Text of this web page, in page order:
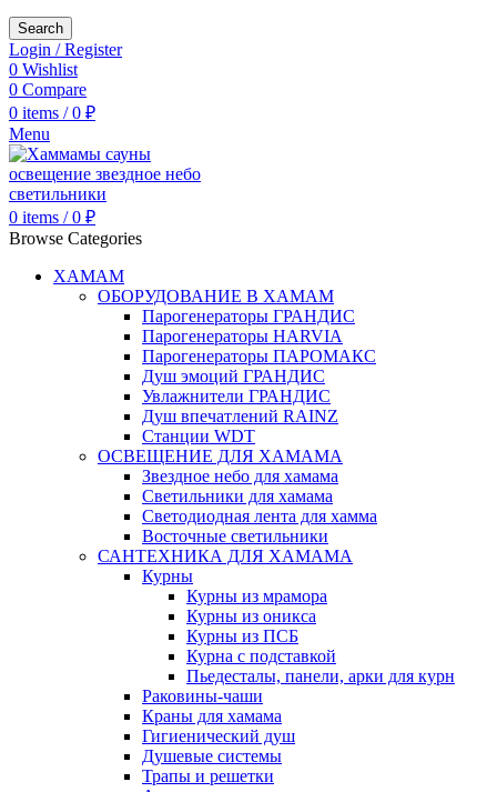
Search
Login / Register
0 Wishlist
0 Compare
0 items / 0 ₽
Menu
0 items / 0 ₽
Browse Categories
ХАМАМ
ОБОРУДОВАНИЕ В ХАМАМ
Парогенераторы ГРАНДИС
Парогенераторы HARVIA
Парогенераторы ПАРОМАКС
Душ эмоций ГРАНДИС
Увлажнители ГРАНДИС
Душ впечатлений RAINZ
Станции WDT
ОСВЕЩЕНИЕ ДЛЯ ХАМАМА
Звездное небо для хамама
Светильники для хамама
Светодиодная лента для хамма
Восточные светильники
САНТЕХНИКА ДЛЯ ХАМАМА
Курны
Курны из мрамора
Курны из оникса
Курны из ПСБ
Курна с подставкой
Пьедесталы, панели, арки для курн
Раковины-чаши
Краны для хамама
Гигиенический душ
Душевые системы
Трапы и решетки